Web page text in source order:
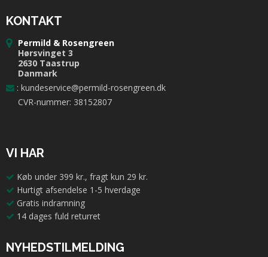
KONTAKT
Permild & Rosengreen
Hørsvinget 3
2630 Taastrup
Danmark
: kundeservice@permild-rosengreen.dk
CVR-nummer: 38152807
VI HAR
Køb under 399 kr., fragt kun 29 kr.
Hurtigt afsendelse 1-5 hverdage
Gratis indramning
14 dages fuld returret
NYHEDSTILMELDING